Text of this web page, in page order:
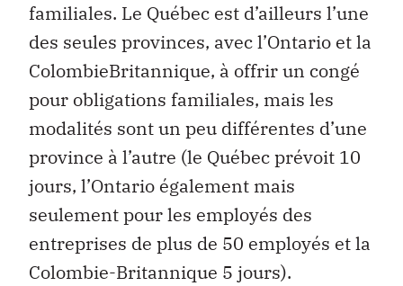
familiales. Le Québec est d’ailleurs l’une
des seules provinces, avec l’Ontario et la
ColombieBritannique, à offrir un congé
pour obligations familiales, mais les
modalités sont un peu différentes d’une
province à l’autre (le Québec prévoit 10
jours, l’Ontario également mais
seulement pour les employés des
entreprises de plus de 50 employés et la
Colombie-Britannique 5 jours).